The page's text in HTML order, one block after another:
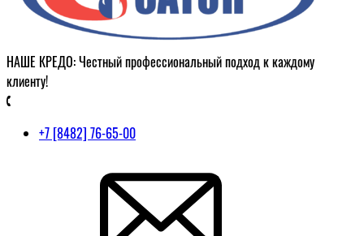
НАШЕ КРЕДО: Честный профессиональный подход к каждому
клиенту!
+7 [8482] 76-65-00